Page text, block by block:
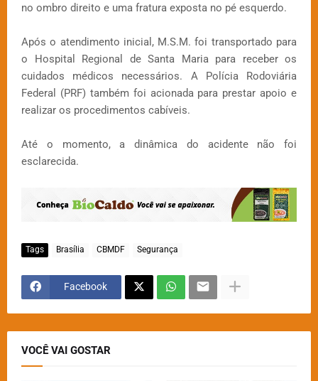
no ombro direito e uma fratura exposta no pé esquerdo.
Após o atendimento inicial, M.S.M. foi transportado para
o Hospital Regional de Santa Maria para receber os
cuidados médicos necessários. A Polícia Rodoviária
Federal (PRF) também foi acionada para prestar apoio e
realizar os procedimentos cabíveis.
Até o momento, a dinâmica do acidente não foi
esclarecida.
Tags Brasília CBMDF Segurança
Facebook
VOCÊ VAI GOSTAR